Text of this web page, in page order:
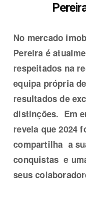
No mercado
Pereira é
respeitados na
equipa própria
resultados de
distinções. Em
revela que 2024
compartilha a
conquistas e
seus